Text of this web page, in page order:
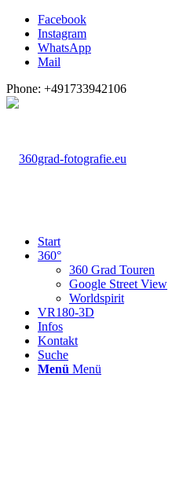
Facebook
Instagram
WhatsApp
Mail
Phone: +491733942106
Start
360°
360 Grad Touren
Google Street View
Worldspirit
VR180-3D
Infos
Kontakt
Suche
Menü Menü